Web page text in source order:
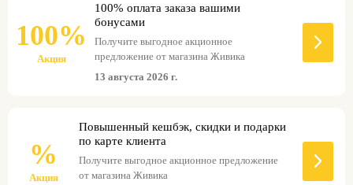
100%
Акция
100% оплата заказа вашими
бонусами
Получите выгодное акционное
предложение от магазина Живика
13 августа 2026 г.
%
Акция
Повышенный кешбэк, скидки и подарки
по карте клиента
Получите выгодное акционное предложение
от магазина Живика